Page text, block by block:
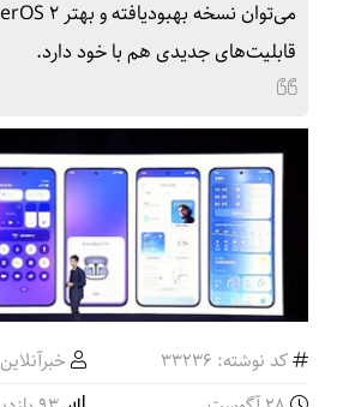
قابلیت‌های جدیدی هم با خود دارد.
کد نوشته: 33236
خبرآنلاین